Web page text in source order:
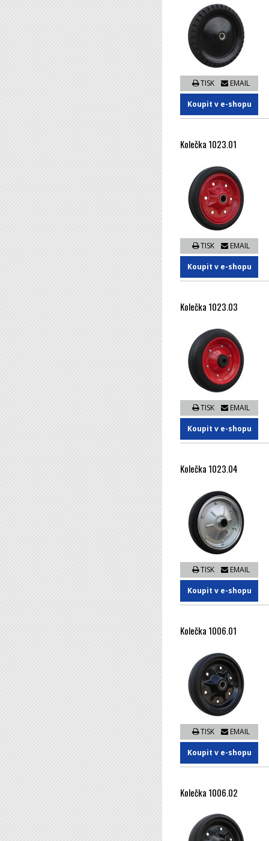
TISK EMAIL
Koupit v e-shopu
Kolečka 1023.01
TISK EMAIL
Koupit v e-shopu
Kolečka 1023.03
TISK EMAIL
Koupit v e-shopu
Kolečka 1023.04
TISK EMAIL
Koupit v e-shopu
Kolečka 1006.01
TISK EMAIL
Koupit v e-shopu
Kolečka 1006.02